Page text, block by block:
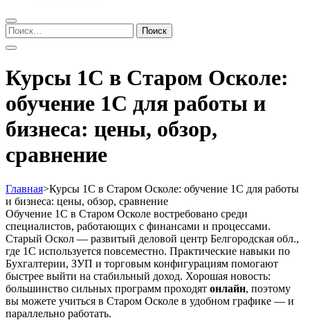
Найти:
Курсы 1С в Старом Осколе:
обучение 1С для работы и
бизнеса: цены, обзор,
сравнение
Главная>Курсы 1С в Старом Осколе: обучение 1С для работы
и бизнеса: цены, обзор, сравнение
Обучение 1С в Старом Осколе востребовано среди
специалистов, работающих с финансами и процессами.
Старый Оскол — развитый деловой центр Белгородская обл.,
где 1С используется повсеместно. Практические навыки по
Бухгалтерии, ЗУП и торговым конфигурациям помогают
быстрее выйти на стабильный доход. Хорошая новость:
большинство сильных программ проходят онлайн, поэтому
вы можете учиться в Старом Осколе в удобном графике — и
параллельно работать.